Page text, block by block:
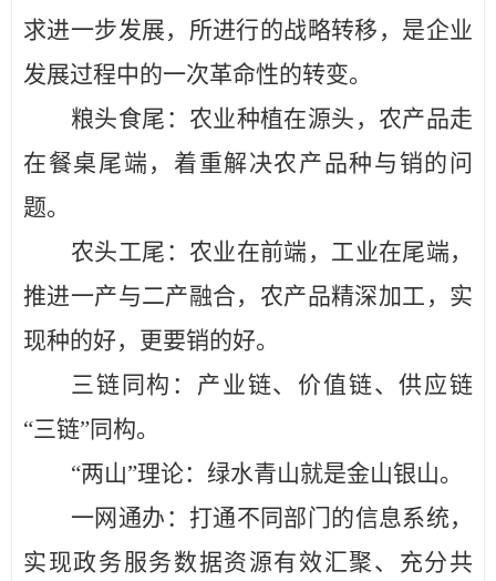
求进一步发展，所进行的战略转移，是企业
发展过程中的一次革命性的转变。
粮头食尾： 农业种植在源头，农产品走
在餐桌尾端，着重解决农产品种与销的问
题。
农头工尾： 农业在前端，工业在尾端，
推进一产与二产融合，农产品精深加工，实
现种的好，更要销的好。
三链 同构： 产业链、价值链、供应链
“三链”同构。
“两山”理论： 绿水青山就是金山银山。
一网通办： 打通不同部门的信息系统，
实现政务服务数据资源有效汇聚、充分共